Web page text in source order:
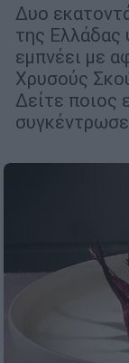
Δυο
της Ελλάδας
εμπνέει με
Χρυσούς
Δείτε ποιος